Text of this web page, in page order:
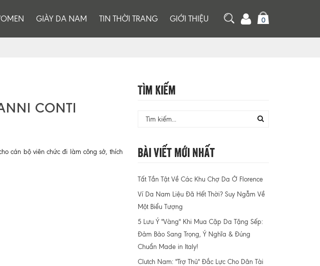
GIÀY DA NAM TIN THỜI TRANG GIỚI THIỆU 0
CONTI
cán bộ viên chức đi làm công sở, thích
Tìm Kiếm
Bài Viết Mới Nhất
Tất Tần Tật Về Các Khu Chợ Da Ở Florence
Ví Da Nam Liệu Đã Hết Thời? Suy Ngẫm Về
Một Biểu Tượng
5 Lưu Ý "Vàng" Khi Mua Cặp Da Tặng Sếp:
Đảm Bảo Sang Trọng, Ý Nghĩa & Đúng
Chuẩn Made in Italy!
Clutch Nam: "Trợ Thủ" Đắc Lực Cho Dân Tài